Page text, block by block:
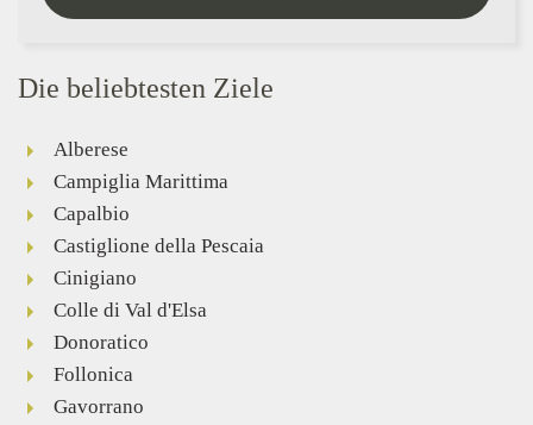
Die beliebtesten Ziele
Alberese
Campiglia Marittima
Capalbio
Castiglione della Pescaia
Cinigiano
Colle di Val d'Elsa
Donoratico
Follonica
Gavorrano